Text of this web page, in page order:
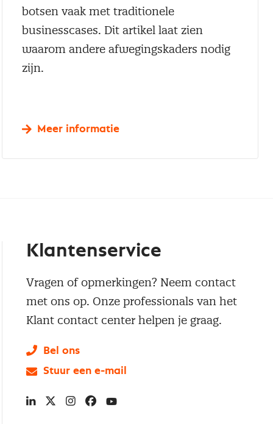
botsen vaak met traditionele
businesscases. Dit artikel laat zien
waarom andere afwegingskaders nodig
zijn.
Meer informatie
Klantenservice
Vragen of opmerkingen? Neem contact
met ons op. Onze professionals van het
Klant contact center helpen je graag.
Bel ons
Stuur een e-mail
LinkedIn
X Instagram
Facebook
YouTube